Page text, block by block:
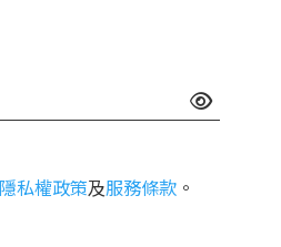
隱私權政策及服務條款 。